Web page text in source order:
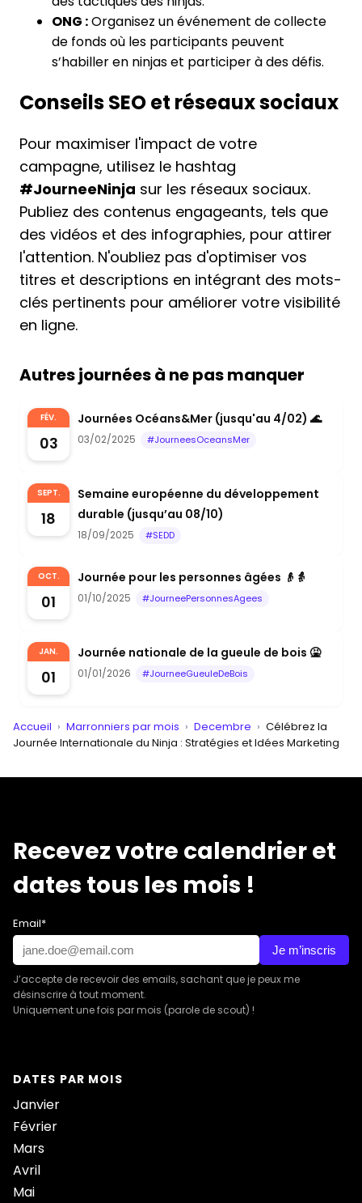
ONG :Organisez un événement de collecte
de fonds où les participants peuvent
s’habiller en ninjas et participer à des défis.
Conseils SEO et réseaux sociaux
Pour maximiser l'impact de votre
campagne, utilisez le hashtag
#JourneeNinja sur les réseaux sociaux.
Publiez des contenus engageants, tels que
des vidéos et des infographies, pour attirer
l'attention. N'oubliez pas d'optimiser vos
titres et descriptions en intégrant des mots-
clés pertinents pour améliorer votre visibilité
en ligne.
Autres journées à ne pas manquer
FÉV.
03
Journées Océans&Mer (jusqu'au 4/02) 🌊
03/02/2025 #JourneesOceansMer
SEPT.
18
Semaine européenne du développement
durable (jusqu’au 08/10)
18/09/2025 #SEDD
OCT.
01
Journée pour les personnes âgées 👴👵
01/10/2025 #JourneePersonnesAgees
JAN.
01
Journée nationale de la gueule de bois 🤮
01/01/2026 #JourneeGueuleDeBois
Accueil › Marronniers par mois › Decembre › Célébrez la
Journée Internationale du Ninja : Stratégies et Idées Marketing
Recevez votre calendrier et
dates tous les mois !
Email*
Je m’inscris
J’accepte de recevoir des emails, sachant que je peux me
désinscrire à tout moment.
Uniquement une fois par mois (parole de scout) !
DATES PAR MOIS
Janvier
Février
Mars
Avril
Mai